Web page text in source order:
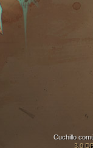
Cuchillo
3.0